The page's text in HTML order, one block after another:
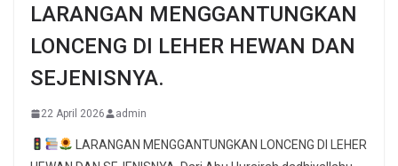
LARANGAN MENGGANTUNGKAN
LONCENG DI LEHER HEWAN DAN
SEJENISNYA.
22 April 2026 admin
LARANGAN MENGGANTUNGKAN LONCENG DI LEHER